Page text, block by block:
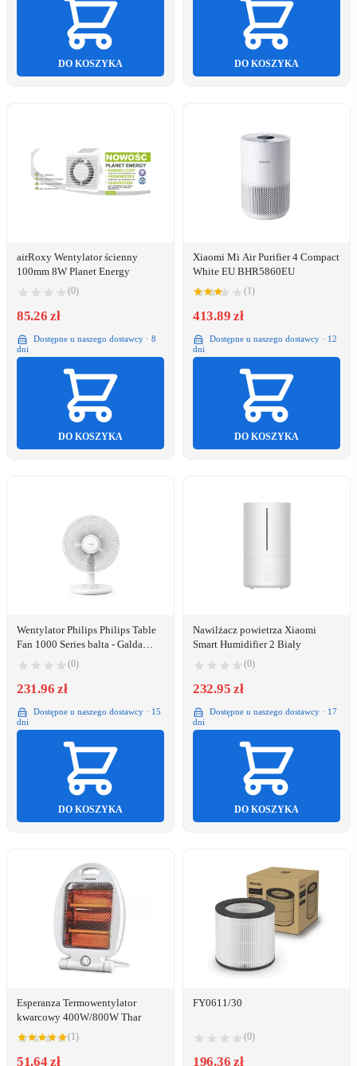
DO KOSZYKA DO KOSZYKA
airRoxy Wentylator ścienny
100mm 8W Planet Energy
(0)
85.26 zł
Dostępne u naszego dostawcy · 8
dni
DO KOSZYKA
Xiaomi Mi Air Purifier 4 Compact
White EU BHR5860EU
(1)
413.89 zł
Dostępne u naszego dostawcy · 12
dni
DO KOSZYKA
Wentylator Philips Philips Table
Fan 1000 Series balta - Galda
ventilators CX1030/00
(8720389079047)
(0)
231.96 zł
Dostępne u naszego dostawcy · 15
dni
DO KOSZYKA
Nawilżacz powietrza Xiaomi
Smart Humidifier 2 Biały
(0)
232.95 zł
Dostępne u naszego dostawcy · 17
dni
DO KOSZYKA
Esperanza Termowentylator
kwarcowy 400W/800W Thar
(1)
51.64 zł
FY0611/30
(0)
196.36 zł